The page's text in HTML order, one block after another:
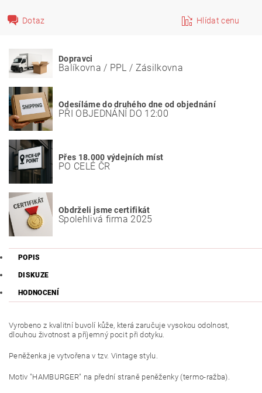
Dotaz Hlídat cenu
Dopravci
Balíkovna / PPL / Zásilkovna
Odesíláme do druhého dne od objednání
PŘI OBJEDNÁNÍ DO 12:00
Přes 18.000 výdejních míst
PO CELÉ ČR
Obdrželi jsme certifikát
Spolehlivá firma 2025
POPIS
DISKUZE
HODNOCENÍ
Vyrobeno z kvalitní buvolí kůže, která zaručuje vysokou odolnost,
dlouhou životnost a příjemný pocit při dotyku.
Peněženka je vytvořena v tzv. Vintage stylu.
Motiv "HAMBURGER" na přední straně peněženky (termo-ražba).